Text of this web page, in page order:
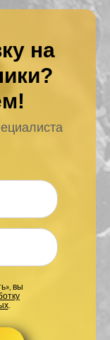
на
вы
.